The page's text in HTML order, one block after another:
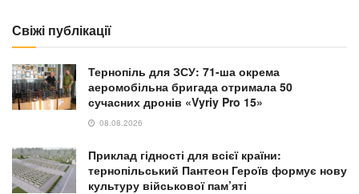
Свіжі публікації
Тернопіль для ЗСУ: 71-ша окрема
аеромобільна бригада отримала 50
сучасних дронів «Vyriy Pro 15»
08.08.2026
Приклад гідності для всієї країни:
тернопільський Пантеон Героїв формує нову
культуру військової пам’яті